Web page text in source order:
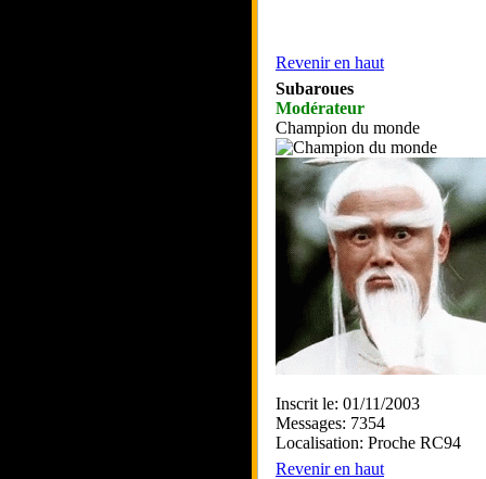
Revenir en haut
Subaroues
Modérateur
Champion du monde
Inscrit le: 01/11/2003
Messages: 7354
Localisation: Proche RC94
Revenir en haut